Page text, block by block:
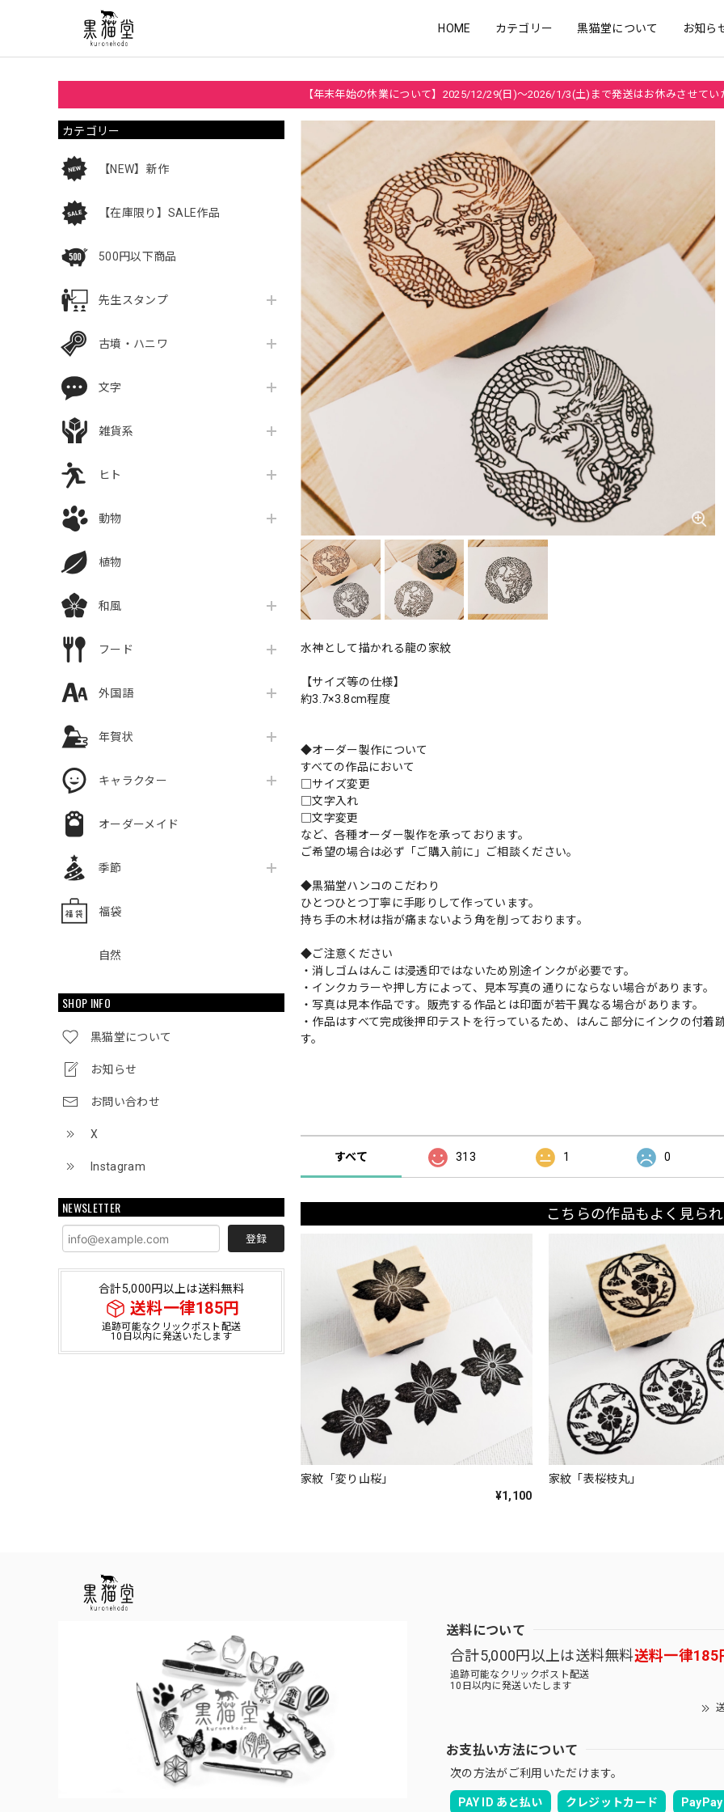
HOME カテゴリー 黒猫堂について お知ら
【年末年始の休業について】2025/12/29(日)～2026/1/3(土)まで発送はお休みさせてい
カテゴリー
【NEW】新作
【在庫限り】SALE作品
500円以下商品
先生スタンプ
古墳・ハニワ
文字
雑貨系
ヒト
動物
植物
和風
フード
外国語
年賀状
キャラクター
オーダーメイド
季節
福袋
自然
SHOP INFO
黒猫堂について
お知らせ
お問い合わせ
X
Instagram
NEWSLETTER
登録
合計5,000円以上は送料無料
送料一律185円
追跡可能なクリックポスト配送
10日以内に発送いたします
水神として描かれる龍の家紋
【サイズ等の仕様】
約3.7×3.8cm程度
◆オーダー製作について
すべての作品において
□サイズ変更
□文字入れ
□文字変更
など、各種オーダー製作を承っております。
ご希望の場合は必ず「ご購入前に」ご相談ください。
◆黒猫堂ハンコのこだわり
ひとつひとつ丁寧に手彫りして作っています。
持ち手の木材は指が痛まないよう角を削っております。
◆ご注意ください
・消しゴムはんこは浸透印ではないため別途インクが必要です。
・インクカラーや押し方によって、見本写真の通りにならない場合があります。
・写真は見本作品です。販売する作品とは印面が若干異なる場合があります。
・作品はすべて完成後押印テストを行っているため、はんこ部分にインクの付
す。
すべて 313 1 0
こちらの作品もよく見ら
家紋「変り山桜」
¥1,100
家紋「表桜枝丸」
送料について
合計5,000円以上は送料無料送料一律185
追跡可能なクリックポスト配送
10日以内に発送いたします
お支払い方法について
次の方法がご利用いただけます。
PAY ID あと払い クレジットカード PayPay